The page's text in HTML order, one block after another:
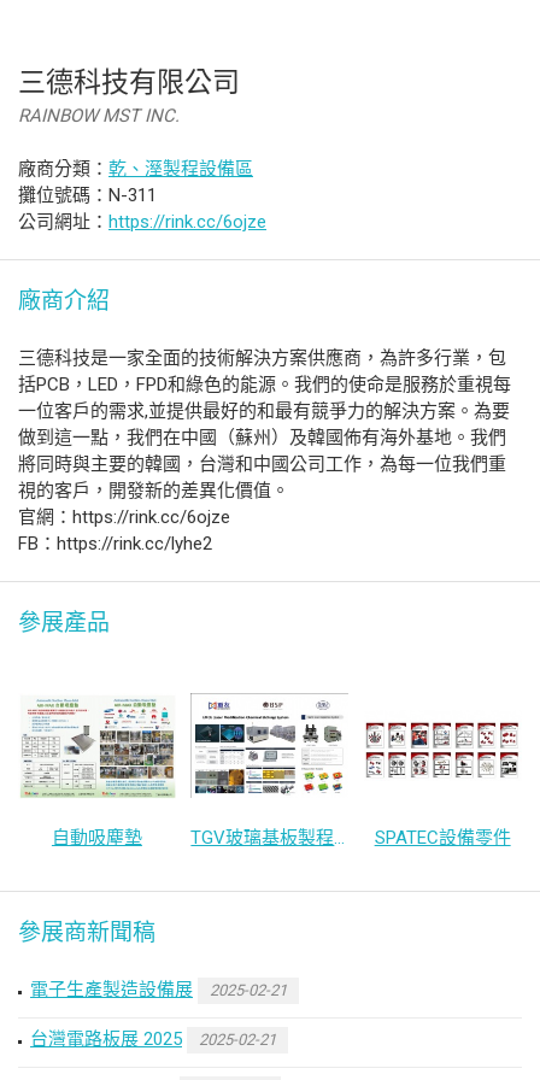
三德科技有限公司
RAINBOW MST INC.
廠商分類： 乾、溼製程設備區
攤位號碼：N-311
公司網址： https://rink.cc/6ojze
廠商介紹
三德科技是一家全面的技術解決方案供應商，為許多行業，包
括PCB，LED，FPD和綠色的能源。我們的使命是服務於重視每
一位客戶的需求,並提供最好的和最有競爭力的解決方案。為要
做到這一點，我們在中國（蘇州）及韓國佈有海外基地。我們
將同時與主要的韓國，台灣和中國公司工作，為每一位我們重
視的客戶，開發新的差異化價值。
官網：https://rink.cc/6ojze
FB：https://rink.cc/lyhe2
參展產品
自動吸塵墊 TGV玻璃基板製程方案 SPATEC設備零件
參展商新聞稿
電子生產製造設備展 2025-02-21
台灣電路板展 2025 2025-02-21